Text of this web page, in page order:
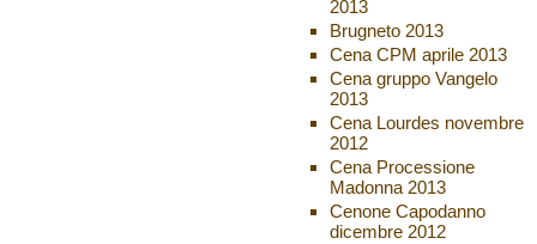
2013
Brugneto 2013
Cena CPM aprile 2013
Cena gruppo Vangelo
2013
Cena Lourdes novembre
2012
Cena Processione
Madonna 2013
Cenone Capodanno
dicembre 2012